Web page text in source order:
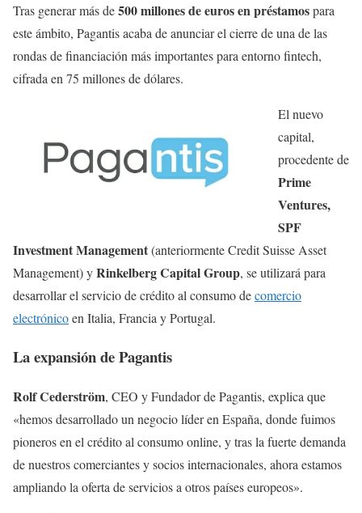
Tras generar más de500 millones de euros en préstamospara
este ámbito, Pagantis acaba de anunciar el cierre de una de las
rondas de financiación más importantes para entorno fintech,
cifrada en 75 millones de dólares.
El nuevo
capital,
procedente de
Prime
Ventures,
SPF
Investment Management(anteriormente Credit Suisse Asset
Management) yRinkelberg Capital Group, se utilizará para
desarrollar el servicio de crédito al consumo decomercio
electrónicoen Italia, Francia y Portugal.
La expansión de Pagantis
Rolf Cederström, CEO y Fundador de Pagantis, explica que
«hemos desarrollado un negocio líder en España, donde fuimos
pioneros en el crédito al consumo online, y tras la fuerte demanda
de nuestros comerciantes y socios internacionales, ahora estamos
ampliando la oferta de servicios a otros países europeos».